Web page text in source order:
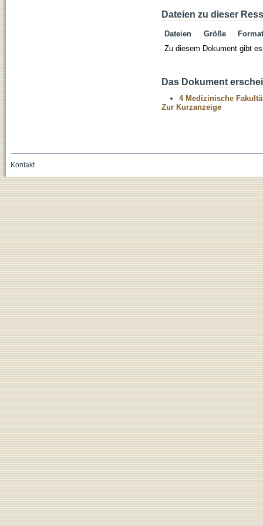
Dateien zu dieser
Dateien Größe
Format
Zu diesem Dokument gibt
Das Dokument
4 Medizinische
Zur Kurzanzeige
Kontakt